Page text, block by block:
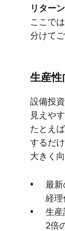
リター
ここで
分けて​
生産性
設備投
見えや
たとえ
するだ
大きく
最
経理
生
2倍